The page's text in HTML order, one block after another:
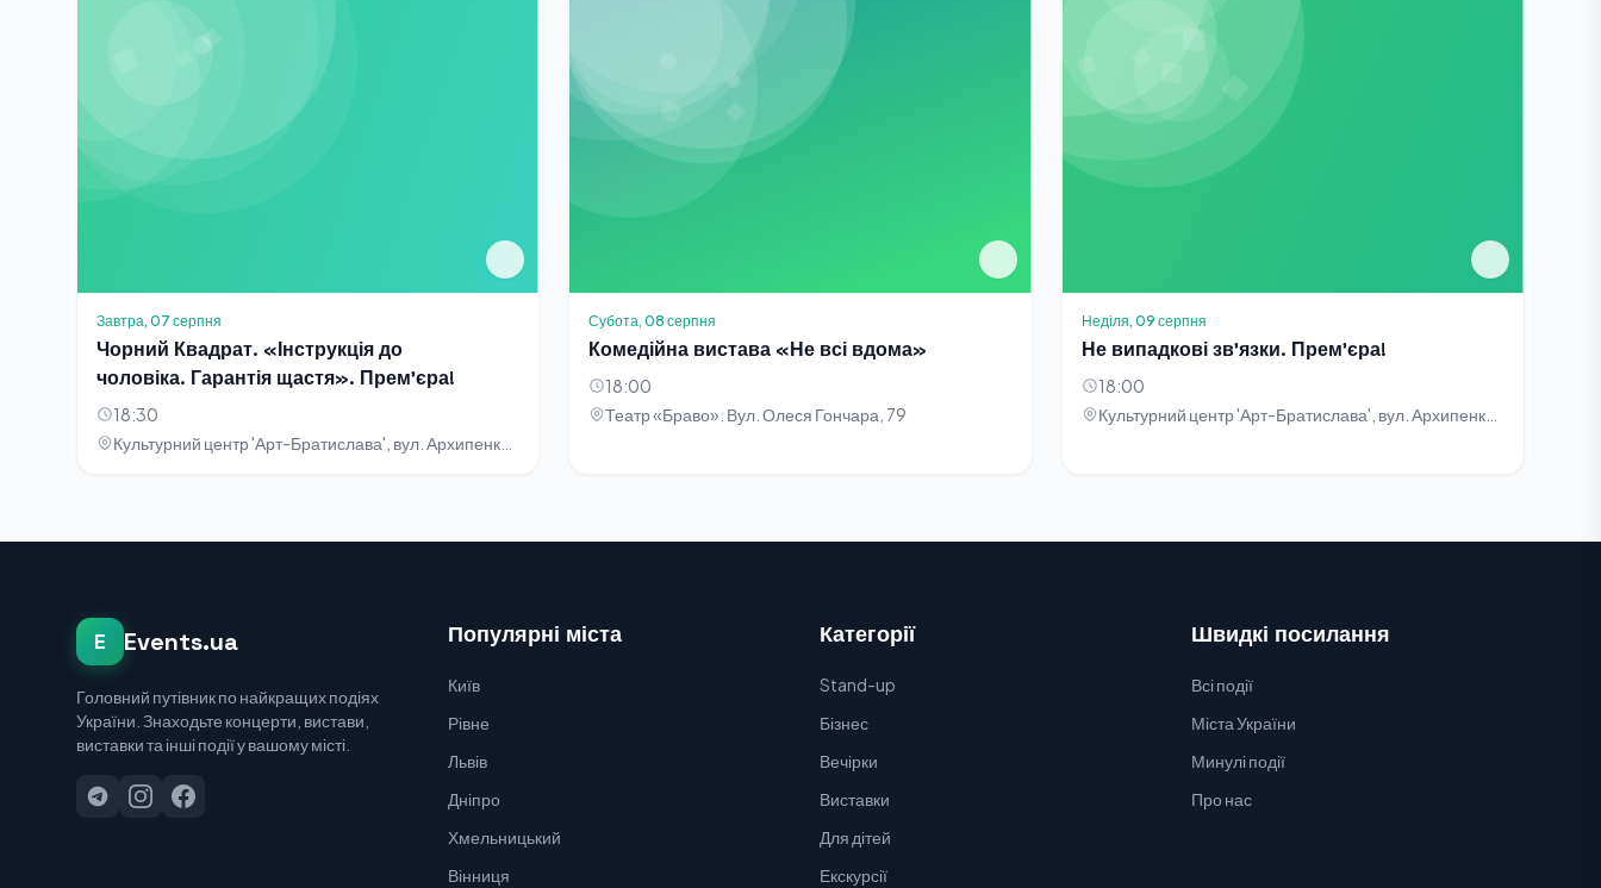
Завтра, 07 серпня
Чорний Квадрат. «Інструкція до
чоловіка. Гарантія щастя». Прем'єра!
18:30
Субота, 08 серпня
Комедійна вистава «Не всі вдома»
18:00
Театр «Браво». Вул. Олеся Гончара, 79
Неділя, 09 серпня
Не випадкові зв'язки. Прем'єра!
18:00
Культурний центр 'Арт-Братислава', вул. Архипенка, 5
E Events.ua
Головний путівник по найкращих подіях
України. Знаходьте концерти, вистави,
виставки та інші події у вашому місті.
Популярні міста
Київ
Рівне
Львів
Дніпро
Хмельницький
Вінниця
Категорії
Stand-up
Бізнес
Вечірки
Виставки
Для дітей
Екскурсії
Швидкі посилання
Всі події
Міста України
Минулі події
Про нас